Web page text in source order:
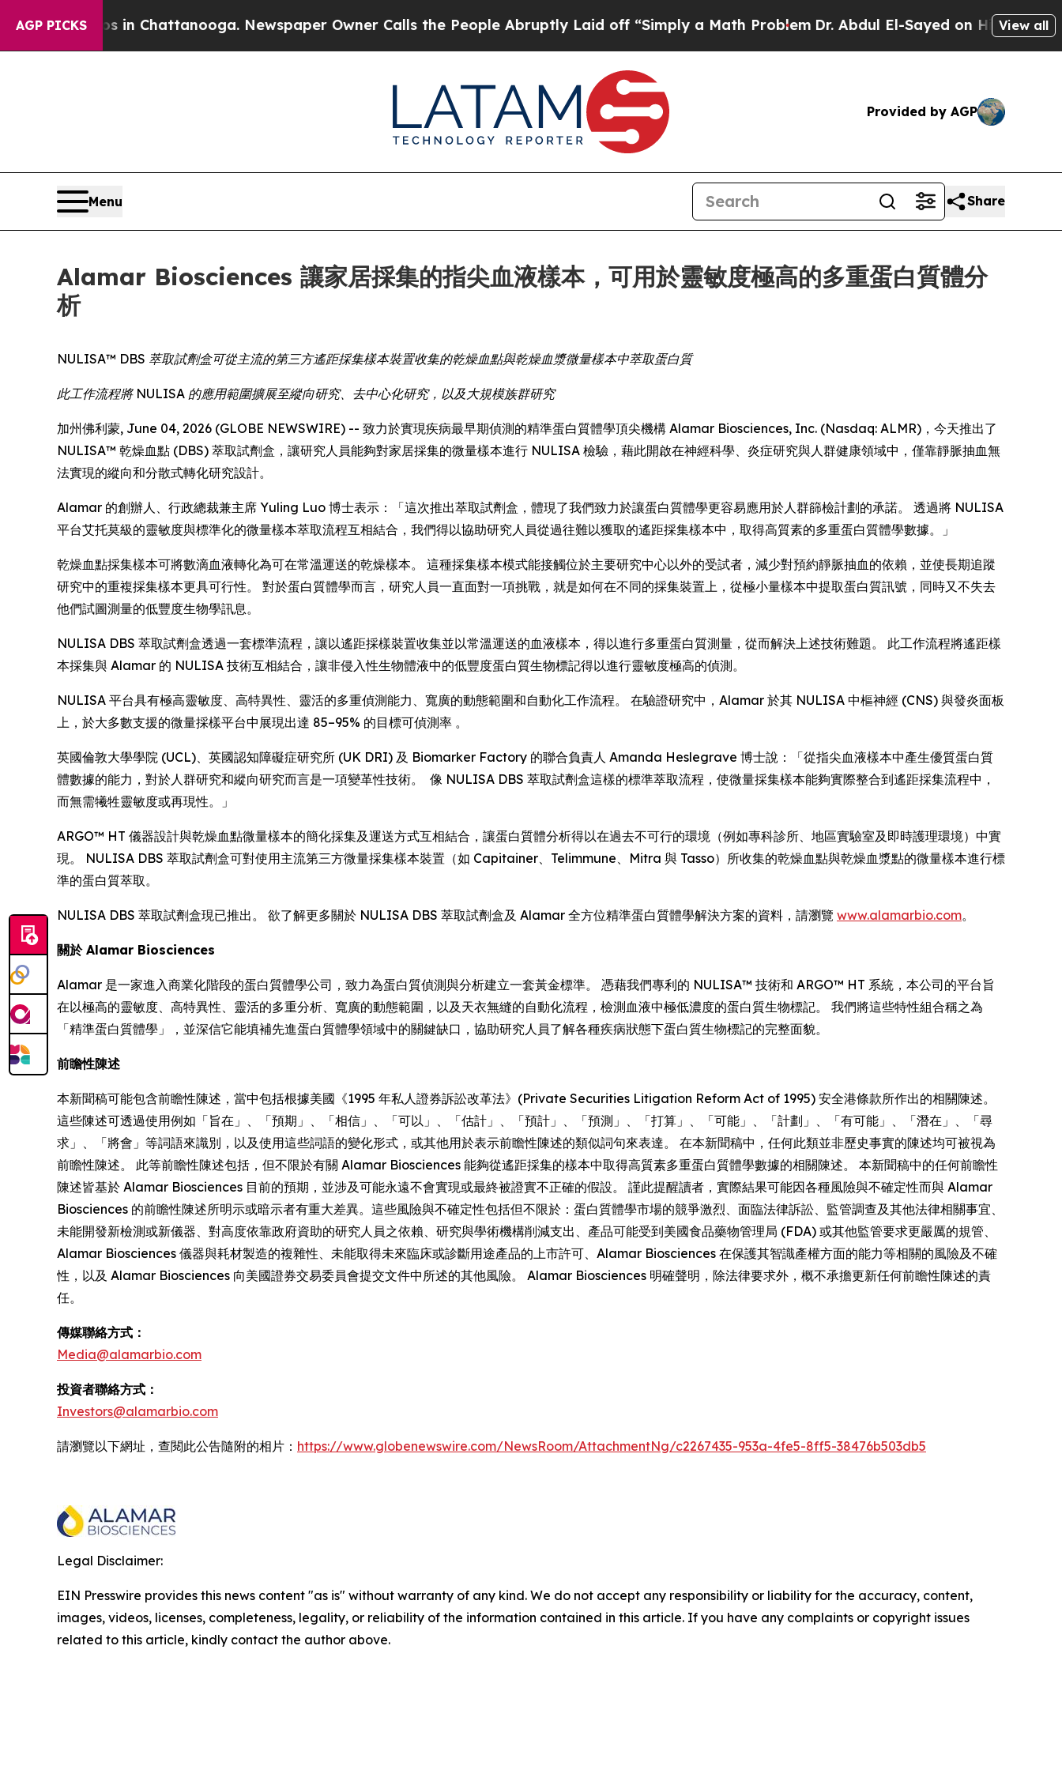
AGP PICKS
Chaos in Chattanooga. Newspaper Owner Calls the People Abruptly Laid off “Simply a Math Problem Dr. Abdul El-Sayed on Historic Michigan
View all
Provided by AGP
Menu Share
Alamar Biosciences 讓家居採集的指尖血液樣本，可用於靈敏度極高的多重蛋白質體分
析
NULISA™ DBS 萃取試劑盒可從主流的第三方遙距採集樣本裝置收集的乾燥血點與乾燥血漿微量樣本中萃取蛋白質
此工作流程將 NULISA 的應用範圍擴展至縱向研究、去中心化研究，以及大規模族群研究
加州佛利蒙, June 04, 2026 (GLOBE NEWSWIRE) -- 致力於實現疾病最早期偵測的精準蛋白質體學頂尖機構 Alamar Biosciences, Inc. (Nasdaq: ALMR)，今天推出了
NULISA™ 乾燥血點 (DBS) 萃取試劑盒，讓研究人員能夠對家居採集的微量樣本進行 NULISA 檢驗，藉此開啟在神經科學、炎症研究與人群健康領域中，僅靠靜脈抽血無
法實現的縱向和分散式轉化研究設計。
Alamar 的創辦人、行政總裁兼主席 Yuling Luo 博士表示：「這次推出萃取試劑盒，體現了我們致力於讓蛋白質體學更容易應用於人群篩檢計劃的承諾。 透過將 NULISA
平台艾托莫級的靈敏度與標準化的微量樣本萃取流程互相結合，我們得以協助研究人員從過往難以獲取的遙距採集樣本中，取得高質素的多重蛋白質體學數據。」
乾燥血點採集樣本可將數滴血液轉化為可在常溫運送的乾燥樣本。 這種採集樣本模式能接觸位於主要研究中心以外的受試者，減少對預約靜脈抽血的依賴，並使長期追蹤
研究中的重複採集樣本更具可行性。 對於蛋白質體學而言，研究人員一直面對一項挑戰，就是如何在不同的採集裝置上，從極小量樣本中提取蛋白質訊號，同時又不失去
他們試圖測量的低豐度生物學訊息。
NULISA DBS 萃取試劑盒透過一套標準流程，讓以遙距採樣裝置收集並以常溫運送的血液樣本，得以進行多重蛋白質測量，從而解決上述技術難題。 此工作流程將遙距樣
本採集與 Alamar 的 NULISA 技術互相結合，讓非侵入性生物體液中的低豐度蛋白質生物標記得以進行靈敏度極高的偵測。
NULISA 平台具有極高靈敏度、高特異性、靈活的多重偵測能力、寬廣的動態範圍和自動化工作流程。 在驗證研究中，Alamar 於其 NULISA 中樞神經 (CNS) 與發炎面板
上，於大多數支援的微量採樣平台中展現出達 85–95% 的目標可偵測率 。
英國倫敦大學學院 (UCL)、英國認知障礙症研究所 (UK DRI) 及 Biomarker Factory 的聯合負責人 Amanda Heslegrave 博士說：「從指尖血液樣本中產生優質蛋白質
體數據的能力，對於人群研究和縱向研究而言是一項變革性技術。 像 NULISA DBS 萃取試劑盒這樣的標準萃取流程，使微量採集樣本能夠實際整合到遙距採集流程中，
而無需犧牲靈敏度或再現性。」
ARGO™ HT 儀器設計與乾燥血點微量樣本的簡化採集及運送方式互相結合，讓蛋白質體分析得以在過去不可行的環境（例如專科診所、地區實驗室及即時護理環境）中實
現。 NULISA DBS 萃取試劑盒可對使用主流第三方微量採集樣本裝置（如 Capitainer、Telimmune、Mitra 與 Tasso）所收集的乾燥血點與乾燥血漿點的微量樣本進行標
準的蛋白質萃取。
NULISA DBS 萃取試劑盒現已推出。 欲了解更多關於 NULISA DBS 萃取試劑盒及 Alamar 全方位精準蛋白質體學解決方案的資料，請瀏覽 www.alamarbio.com。
關於 Alamar Biosciences
Alamar 是一家進入商業化階段的蛋白質體學公司，致力為蛋白質偵測與分析建立一套黃金標準。 憑藉我們專利的 NULISA™ 技術和 ARGO™ HT 系統，本公司的平台旨
在以極高的靈敏度、高特異性、靈活的多重分析、寬廣的動態範圍，以及天衣無縫的自動化流程，檢測血液中極低濃度的蛋白質生物標記。 我們將這些特性組合稱之為
「精準蛋白質體學」，並深信它能填補先進蛋白質體學領域中的關鍵缺口，協助研究人員了解各種疾病狀態下蛋白質生物標記的完整面貌。
前瞻性陳述
本新聞稿可能包含前瞻性陳述，當中包括根據美國《1995 年私人證券訴訟改革法》(Private Securities Litigation Reform Act of 1995) 安全港條款所作出的相關陳述。
這些陳述可透過使用例如「旨在」、「預期」、「相信」、「可以」、「估計」、「預計」、「預測」、「打算」、「可能」、「計劃」、「有可能」、「潛在」、「尋
求」、「將會」等詞語來識別，以及使用這些詞語的變化形式，或其他用於表示前瞻性陳述的類似詞句來表達。 在本新聞稿中，任何此類並非歷史事實的陳述均可被視為
前瞻性陳述。 此等前瞻性陳述包括，但不限於有關 Alamar Biosciences 能夠從遙距採集的樣本中取得高質素多重蛋白質體學數據的相關陳述。 本新聞稿中的任何前瞻性
陳述皆基於 Alamar Biosciences 目前的預期，並涉及可能永遠不會實現或最終被證實不正確的假設。 謹此提醒讀者，實際結果可能因各種風險與不確定性而與 Alamar
Biosciences 的前瞻性陳述所明示或暗示者有重大差異。這些風險與不確定性包括但不限於：蛋白質體學市場的競爭激烈、面臨法律訴訟、監管調查及其他法律相關事宜、
未能開發新檢測或新儀器、對高度依靠政府資助的研究人員之依賴、研究與學術機構削減支出、產品可能受到美國食品藥物管理局 (FDA) 或其他監管要求更嚴厲的規管、
Alamar Biosciences 儀器與耗材製造的複雜性、未能取得未來臨床或診斷用途產品的上市許可、Alamar Biosciences 在保護其智識產權方面的能力等相關的風險及不確
性，以及 Alamar Biosciences 向美國證券交易委員會提交文件中所述的其他風險。 Alamar Biosciences 明確聲明，除法律要求外，概不承擔更新任何前瞻性陳述的責
任。
傳媒聯絡方式：
Media@alamarbio.com
投資者聯絡方式：
Investors@alamarbio.com
請瀏覽以下網址，查閱此公告隨附的相片： https://www.globenewswire.com/NewsRoom/AttachmentNg/c2267435-953a-4fe5-8ff5-38476b503db5
Legal Disclaimer:
EIN Presswire provides this news content "as is" without warranty of any kind. We do not accept any responsibility or liability for the accuracy, content,
images, videos, licenses, completeness, legality, or reliability of the information contained in this article. If you have any complaints or copyright issues
related to this article, kindly contact the author above.